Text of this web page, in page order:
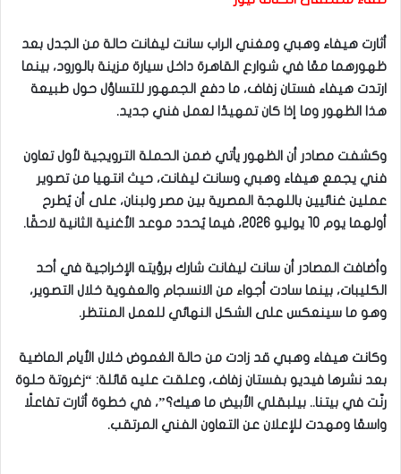
أثارت هيفاء وهبي ومغني الراب سانت ليفانت حالة من الجدل بعد
ظهورهما معًا في شوارع القاهرة داخل سيارة مزينة بالورود، بينما
ارتدت هيفاء فستان زفاف، ما دفع الجمهور للتساؤل حول طبيعة
هذا الظهور وما إذا كان تمهيدًا لعمل فني جديد.
وكشفت مصادر أن الظهور يأتي ضمن الحملة الترويجية لأول تعاون
فني يجمع هيفاء وهبي وسانت ليفانت، حيث انتهيا من تصوير
عملين غنائيين باللهجة المصرية بين مصر ولبنان، على أن يُطرح
أولهما يوم 10 يوليو 2026، فيما يُحدد موعد الأغنية الثانية لاحقًا.
وأضافت المصادر أن سانت ليفانت شارك برؤيته الإخراجية في أحد
الكليبات، بينما سادت أجواء من الانسجام والعفوية خلال التصوير،
وهو ما سينعكس على الشكل النهائي للعمل المنتظر.
وكانت هيفاء وهبي قد زادت من حالة الغموض خلال الأيام الماضية
بعد نشرها فيديو بفستان زفاف، وعلقت عليه قائلة: “زغروتة حلوة
رنّت في بيتنا.. بيلبقلي الأبيض ما هيك؟”، في خطوة أثارت تفاعلًا
واسعًا ومهدت للإعلان عن التعاون الفني المرتقب.